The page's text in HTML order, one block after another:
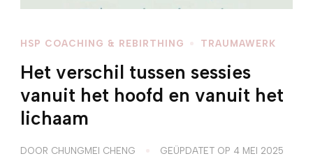
HSP COACHING & REBIRTHING TRAUMAWERK
Het verschil tussen sessies
vanuit het hoofd en vanuit het
lichaam
DOOR CHUNGMEI CHENG GEÜPDATET OP 4 MEI 2025